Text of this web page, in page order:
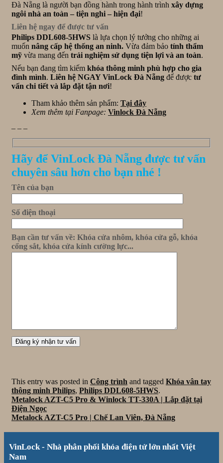
Đà Nẵng là người bạn đồng hành trong hành trình xây dựng
ngôi nhà an toàn – tiện nghi – hiện đại!
Liên hệ ngay để được tư vấn
Philips DDL608-5HWS là lựa chọn lý tưởng cho những ai
muốn nâng cấp hệ thống an ninh. Vừa đảm bảo tính thẩm
mỹ vừa mang đến trải nghiệm sử dụng tiện lợi và an toàn.
Nếu bạn đang tìm kiếm khóa thông minh phù hợp cho gia
đình mình. Liên hệ NGAY VinLock Đà Nẵng để được tư
vấn chi tiết và lắp đặt tận nơi!
Tham khảo thêm sản phẩm: Tại đây
Xem thêm tại Fanpage: Vinlock Đà Nẵng
Hãy để VinLock Đà Nẵng được tư vấn
chuyên sâu hơn cho bạn nhé !
Tên của bạn
Số điện thoại
Bạn cần tư vấn về: Khóa cửa nhôm, khóa cửa gỗ, khóa
cổng sắt, khóa cửa kính cường lực...
This entry was posted in Công trình and tagged Khóa vân tay
thông minh Philips, Philips DDL608-5HWS.
Metalock AZT-C5 Pro & Winlock TT-330A | Lắp đặt tại
Điện Ngọc
Metalock AZT-C5 Pro | Chế Lan Viên, Đà Nẵng
VinLock - Nhà phân phối khóa điện tử lớn nhất Việt
Nam